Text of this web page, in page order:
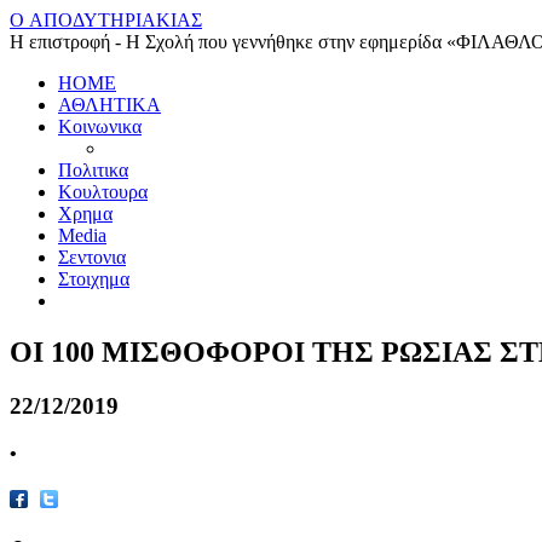
O ΑΠΟΔΥΤΗΡΙΑΚΙΑΣ
Η επιστροφή - Η Σχολή που γεννήθηκε στην εφημερίδα
HOME
ΑΘΛΗΤΙΚΑ
Κοινωνικα
Πολιτικα
Κουλτουρα
Χρημα
Media
Σεντονια
Στοιχημα
ΟΙ 100 ΜΙΣΘΟΦΟΡΟΙ ΤΗΣ ΡΩΣΙΑΣ
22/12/2019
•